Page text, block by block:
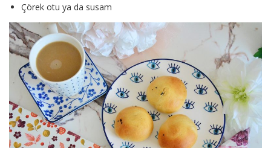
Çörek otu ya da susam